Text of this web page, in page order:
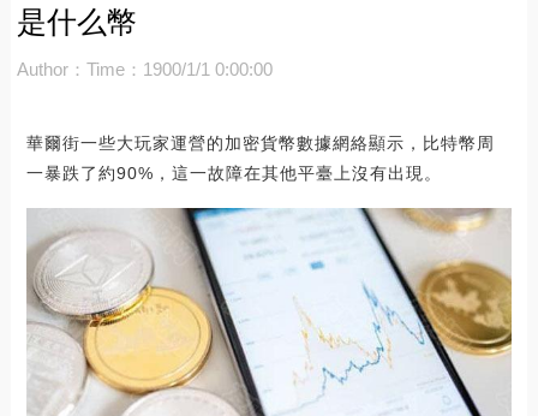
是什么幣
Author： Time：1900/1/1 0:00:00
華爾街一些大玩家運營的加密貨幣數據網絡顯示，比特幣周
一暴跌了約90%，這一故障在其他平臺上沒有出現。